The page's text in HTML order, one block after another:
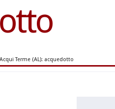
Terme (AL): acquedotto